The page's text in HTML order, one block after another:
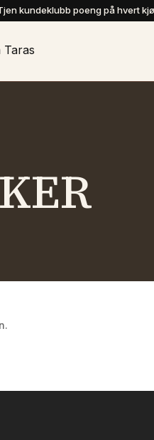
kundeklubb poeng på hvert
Taras